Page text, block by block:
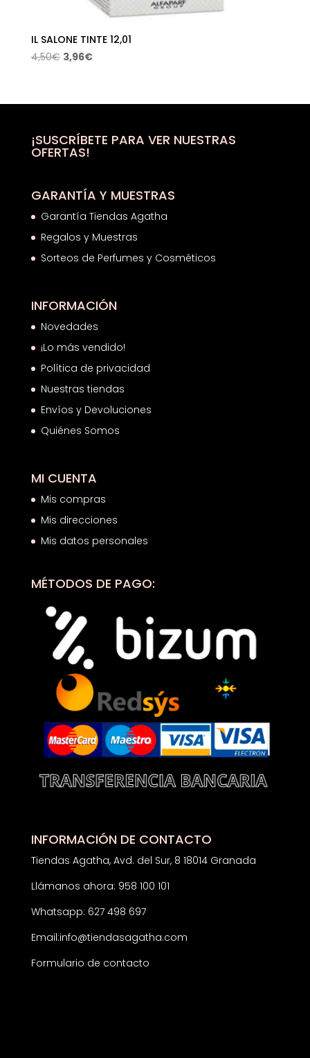
IL SALONE TINTE 12,01
4,50€ El
era:
3,96€El
es:
¡SUSCRÍBETE PARA VER NUESTRAS
OFERTAS!
GARANTÍA Y MUESTRAS
Garantía Tiendas Agatha
Regalos y Muestras
Sorteos de Perfumes y Cosméticos
INFORMACIÓN
Novedades
¡Lo más vendido!
Política de privacidad
Nuestras tiendas
Envíos y Devoluciones
Quiénes Somos
MI CUENTA
Mis compras
Mis direcciones
Mis datos personales
MÉTODOS DE PAGO:
INFORMACIÓN DE CONTACTO
Tiendas Agatha, Avd. del Sur, 8 18014 Granada
Llámanos ahora: 958 100 101
Whatsapp: 627 498 697
Email:info@tiendasagatha.com
Formulario de contacto